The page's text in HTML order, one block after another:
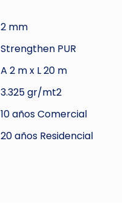
2 mm
Strengthen PUR
A 2 m x L 20 m
3.325 gr/mt2
10 años Comercial
20 años Residencial